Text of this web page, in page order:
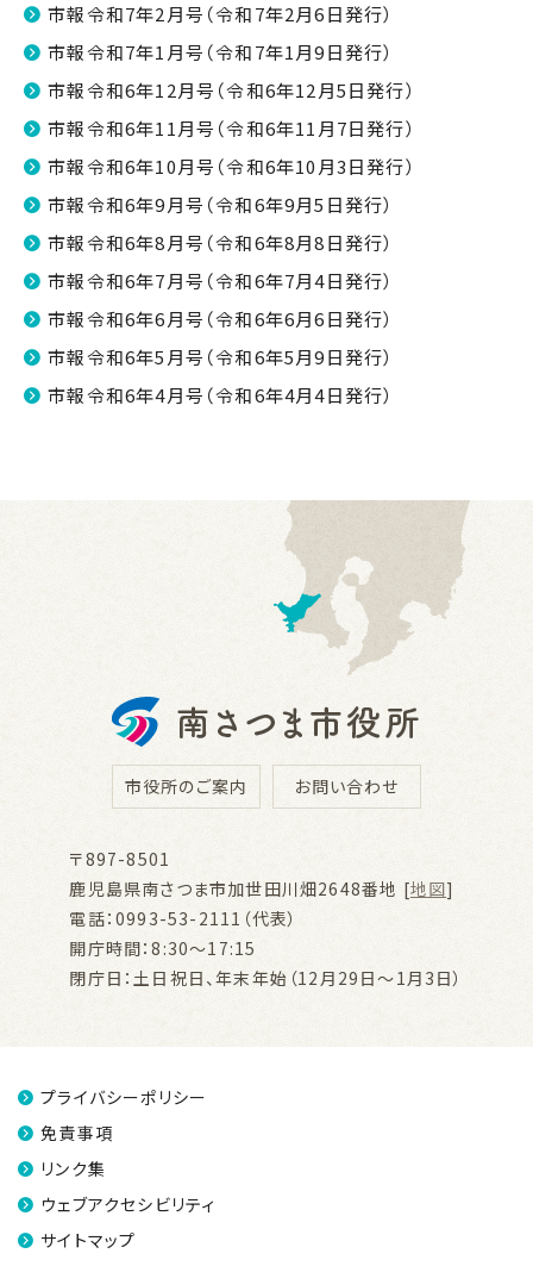
市報令和7年2月号（令和7年2月6日発行）
市報令和7年1月号（令和7年1月9日発行）
市報令和6年12月号（令和6年12月5日発行）
市報令和6年11月号（令和6年11月7日発行）
市報令和6年10月号（令和6年10月3日発行）
市報令和6年9月号（令和6年9月5日発行）
市報令和6年8月号（令和6年8月8日発行）
市報令和6年7月号（令和6年7月4日発行）
市報令和6年6月号（令和6年6月6日発行）
市報令和6年5月号（令和6年5月9日発行）
市報令和6年4月号（令和6年4月4日発行）
市役所のご案内 お問い合わせ
〒897-8501
鹿児島県南さつま市加世田川畑2648番地 [地図]
電話：0993-53-2111（代表）
開庁時間：8:30～17:15
閉庁日：土日祝日、年末年始（12月29日～1月3日）
プライバシーポリシー
免責事項
リンク集
ウェブアクセシビリティ
サイトマップ